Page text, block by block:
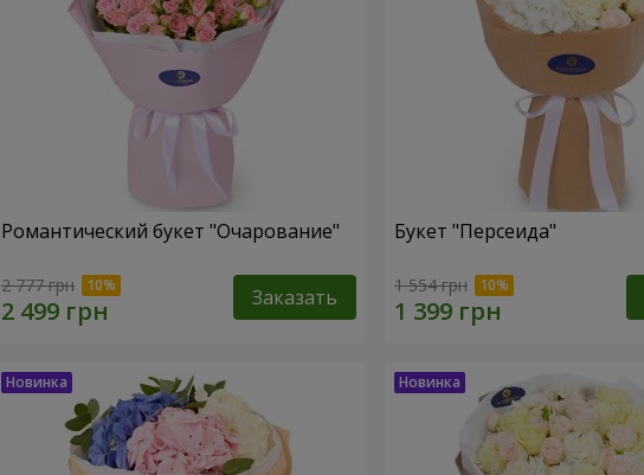
Романтический букет "Очарование"
2 777 грн Заказать
Букет "Персеида"
1 554 грн